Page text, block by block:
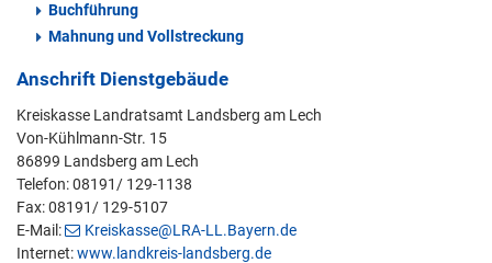
Buchführung
Mahnung und Vollstreckung
Anschrift Dienstgebäude
Kreiskasse Landratsamt Landsberg am Lech
Von-Kühlmann-Str. 15
86899 Landsberg am Lech
Telefon: 08191/ 129-1138
Fax: 08191/ 129-5107
E-Mail:
Kreiskasse@LRA-LL.Bayern.de
Internet:www.landkreis-landsberg.de